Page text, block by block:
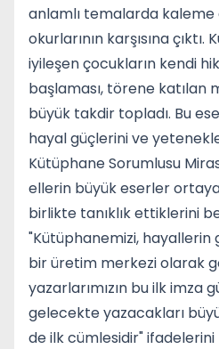
anlamlı temalarda kaleme
okurlarının karşısına
iyileşen çocukların kendi
başlaması, törene katılan
büyük takdir topladı. Bu
hayal güçlerini ve
Kütüphane Sorumlusu
ellerin büyük eserler
birlikte tanıklık ettiklerini
"Kütüphanemizi,
bir üretim merkezi olarak
yazarlarımızın bu ilk imza
gelecekte yazacakları
de ilk cümlesidir" ifadelerini